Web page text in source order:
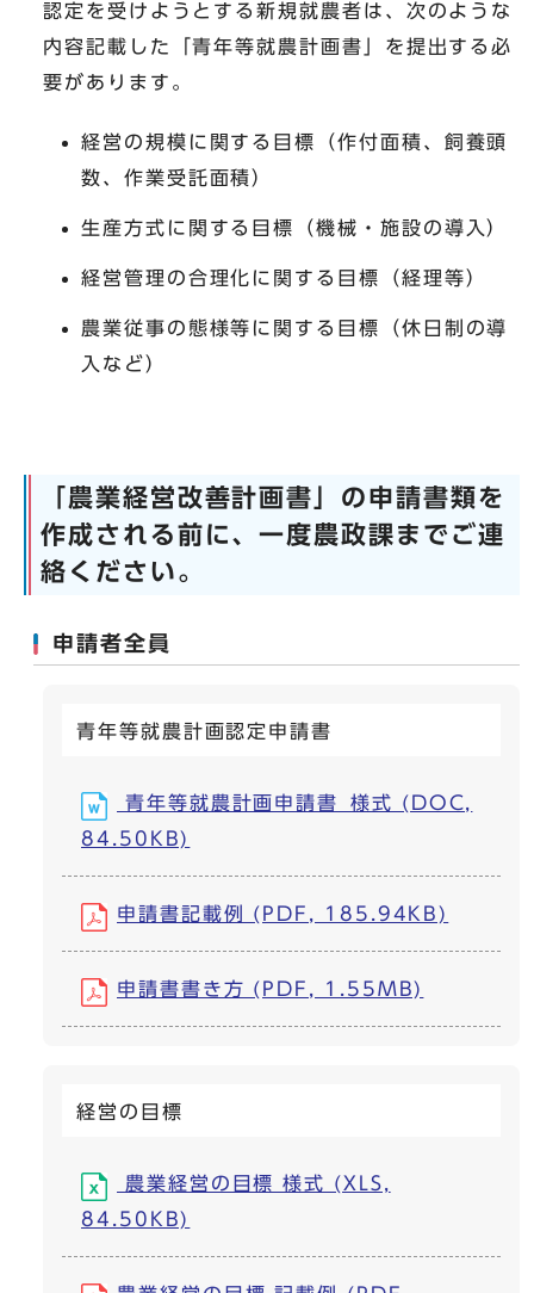
認定を受けようとする新規就農者は、次のような
内容記載した「青年等就農計画書」を提出する必
要があります。
経営の規模に関する目標（作付面積、飼養頭
数、作業受託面積）
生産方式に関する目標（機械・施設の導入）
経営管理の合理化に関する目標（経理等）
農業従事の態様等に関する目標（休日制の導
入など）
「農業経営改善計画書」の申請書類を
作成される前に、一度農政課までご連
絡ください。
申請者全員
青年等就農計画認定申請書
青年等就農計画申請書_様式 (DOC,
84.50KB)
申請書記載例 (PDF, 185.94KB)
申請書書き方 (PDF, 1.55MB)
経営の目標
農業経営の目標 様式 (XLS,
84.50KB)